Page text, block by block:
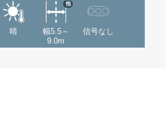
晴
幅5.5～
9.0m
他
信号なし